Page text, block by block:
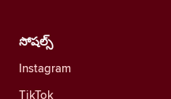
సోషల్స్
Instagram
TikTok